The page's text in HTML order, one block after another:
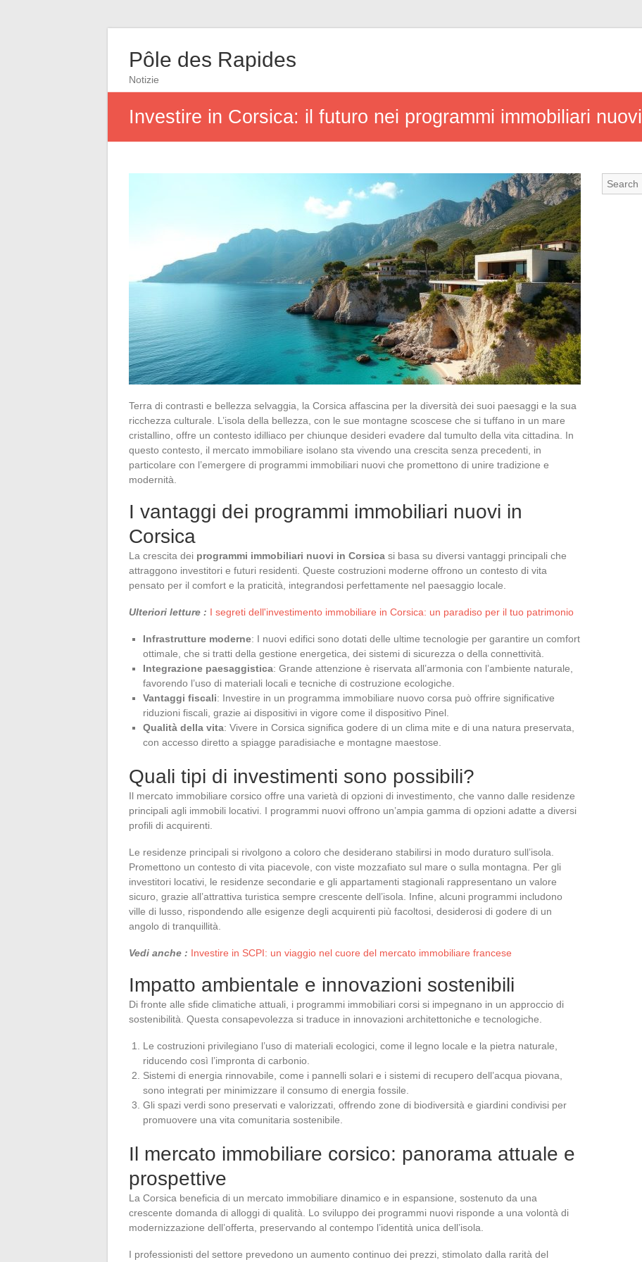
Pôle des Rapides
Notizie
Investire in Corsica: il futuro nei programmi immobiliari nuovi
Terra di contrasti e bellezza selvaggia, la Corsica affascina per la diversità dei suoi paesaggi e la sua
ricchezza culturale. L’isola della bellezza, con le sue montagne scoscese che si tuffano in un mare
cristallino, offre un contesto idilliaco per chiunque desideri evadere dal tumulto della vita cittadina. In
questo contesto, il mercato immobiliare isolano sta vivendo una crescita senza precedenti, in
particolare con l’emergere di programmi immobiliari nuovi che promettono di unire tradizione e
modernità.
I vantaggi dei programmi immobiliari nuovi in
Corsica
La crescita dei programmi immobiliari nuovi in Corsica si basa su diversi vantaggi principali che
attraggono investitori e futuri residenti. Queste costruzioni moderne offrono un contesto di vita
pensato per il comfort e la praticità, integrandosi perfettamente nel paesaggio locale.
Ulteriori letture : I segreti dell'investimento immobiliare in Corsica: un paradiso per il tuo patrimonio
Infrastrutture moderne: I nuovi edifici sono dotati delle ultime tecnologie per garantire un comfort
ottimale, che si tratti della gestione energetica, dei sistemi di sicurezza o della connettività.
Integrazione paesaggistica: Grande attenzione è riservata all’armonia con l’ambiente naturale,
favorendo l’uso di materiali locali e tecniche di costruzione ecologiche.
Vantaggi fiscali: Investire in un programma immobiliare nuovo corsa può offrire significative
riduzioni fiscali, grazie ai dispositivi in vigore come il dispositivo Pinel.
Qualità della vita: Vivere in Corsica significa godere di un clima mite e di una natura preservata,
con accesso diretto a spiagge paradisiache e montagne maestose.
Quali tipi di investimenti sono possibili?
Il mercato immobiliare corsico offre una varietà di opzioni di investimento, che vanno dalle residenze
principali agli immobili locativi. I programmi nuovi offrono un’ampia gamma di opzioni adatte a diversi
profili di acquirenti.
Le residenze principali si rivolgono a coloro che desiderano stabilirsi in modo duraturo sull’isola.
Promettono un contesto di vita piacevole, con viste mozzafiato sul mare o sulla montagna. Per gli
investitori locativi, le residenze secondarie e gli appartamenti stagionali rappresentano un valore
sicuro, grazie all’attrattiva turistica sempre crescente dell’isola. Infine, alcuni programmi includono
ville di lusso, rispondendo alle esigenze degli acquirenti più facoltosi, desiderosi di godere di un
angolo di tranquillità.
Vedi anche : Investire in SCPI: un viaggio nel cuore del mercato immobiliare francese
Impatto ambientale e innovazioni sostenibili
Di fronte alle sfide climatiche attuali, i programmi immobiliari corsi si impegnano in un approccio di
sostenibilità. Questa consapevolezza si traduce in innovazioni architettoniche e tecnologiche.
Le costruzioni privilegiano l’uso di materiali ecologici, come il legno locale e la pietra naturale,
riducendo così l’impronta di carbonio.
Sistemi di energia rinnovabile, come i pannelli solari e i sistemi di recupero dell’acqua piovana,
sono integrati per minimizzare il consumo di energia fossile.
Gli spazi verdi sono preservati e valorizzati, offrendo zone di biodiversità e giardini condivisi per
promuovere una vita comunitaria sostenibile.
Il mercato immobiliare corsico: panorama attuale e
prospettive
La Corsica beneficia di un mercato immobiliare dinamico e in espansione, sostenuto da una
crescente domanda di alloggi di qualità. Lo sviluppo dei programmi nuovi risponde a una volontà di
modernizzazione dell’offerta, preservando al contempo l’identità unica dell’isola.
I professionisti del settore prevedono un aumento continuo dei prezzi, stimolato dalla rarità del